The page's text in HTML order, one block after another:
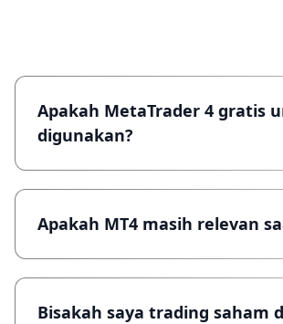
Apakah MetaTrader 4 gratis
digunakan?
Apakah MT4 masih relevan
Bisakah saya trading saham